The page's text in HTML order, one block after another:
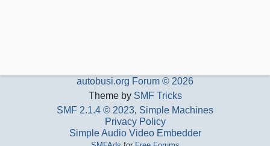
autobusi.org Forum © 2026
Theme by SMF Tricks
SMF 2.1.4 © 2023, Simple Machines
Privacy Policy
Simple Audio Video Embedder